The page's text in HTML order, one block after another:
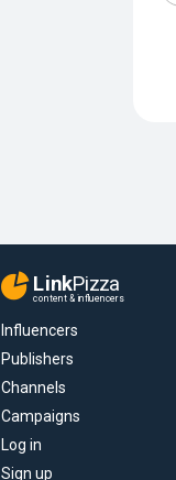
LinkPizza
content & influencers
Influencers
Publishers
Channels
Campaigns
Log in
Sign up